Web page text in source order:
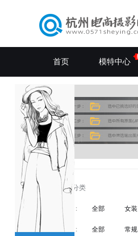
首页 模特中心
所有分类
： 全部 女装
风格 ： 全部 常规